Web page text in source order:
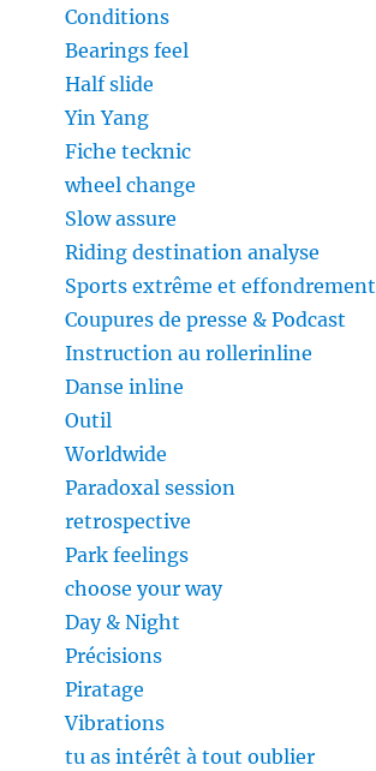
Conditions
Bearings feel
Half slide
Yin Yang
Fiche tecknic
wheel change
Slow assure
Riding destination analyse
Sports extrême et effondrement
Coupures de presse & Podcast
Instruction au rollerinline
Danse inline
Outil
Worldwide
Paradoxal session
retrospective
Park feelings
choose your way
Day & Night
Précisions
Piratage
Vibrations
tu as intérêt à tout oublier